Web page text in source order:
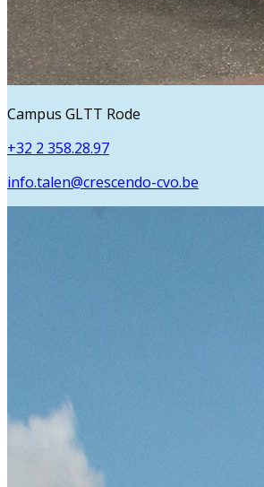
Campus GLTT Rode
+32 2 358.28.97
info.talen@crescendo-cvo.be